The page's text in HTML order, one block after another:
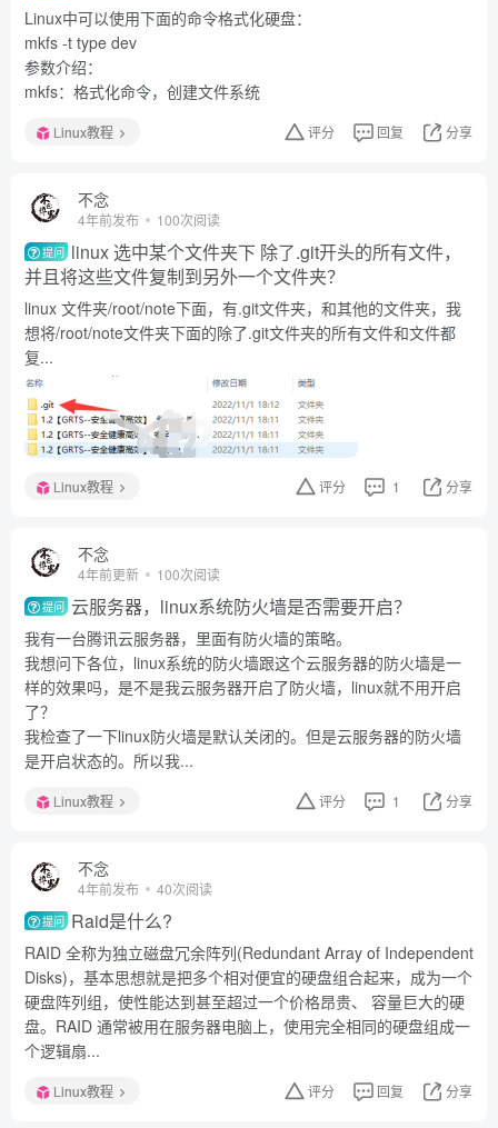
Linux中可以使用下面的命令格式化硬盘：
mkfs -t type dev
参数介绍：
mkfs：格式化命令，创建文件系统
Linux教程 评分 回复 分享
不念
4年前发布 100次阅读
提问 linux 选中某个文件夹下 除了.git开头的所有文件，
并且将这些文件复制到另外一个文件夹？
linux 文件夹/root/note下面，有.git文件夹，和其他的文件夹，我
想将/root/note文件夹下面的除了.git文件夹的所有文件和文件都
复...
Linux教程 评分 1 分享
不念
4年前更新 100次阅读
提问 云服务器，linux系统防火墙是否需要开启？
我有一台腾讯云服务器，里面有防火墙的策略。
我想问下各位，linux系统的防火墙跟这个云服务器的防火墙是一
样的效果吗，是不是我云服务器开启了防火墙，linux就不用开启
了？
我检查了一下linux防火墙是默认关闭的。但是云服务器的防火墙
是开启状态的。所以我...
Linux教程 评分 1 分享
不念
4年前发布 40次阅读
提问 Raid是什么?
RAID 全称为独立磁盘冗余阵列(Redundant Array of Independent
Disks)，基本思想就是把多个相对便宜的硬盘组合起来，成为一个
硬盘阵列组，使性能达到甚至超过一个价格昂贵、 容量巨大的硬
盘。RAID 通常被用在服务器电脑上，使用完全相同的硬盘组成一
个逻辑扇...
Linux教程 评分 回复 分享